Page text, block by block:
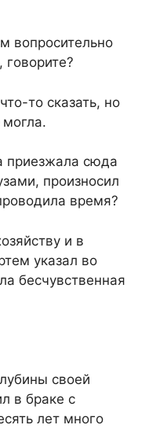
вопросительно
то сказать, но
приезжала сюда
произносил
время?
и в
указал во
бесчувственная
своей
в браке с
лет много